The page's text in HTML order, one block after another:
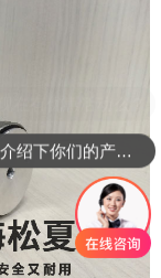
可以介绍下你们的产品么？